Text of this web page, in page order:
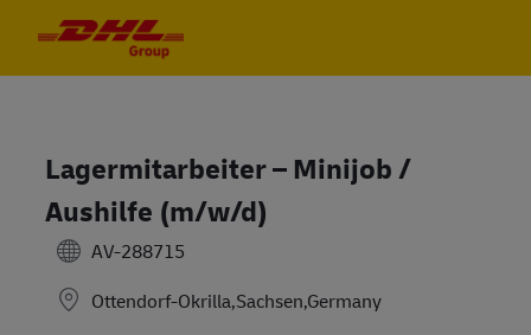
Lagermitarbeiter – Minijob /
Aushilfe (m/w/d)
AV-288715
Ottendorf-Okrilla,Sachsen,Germany